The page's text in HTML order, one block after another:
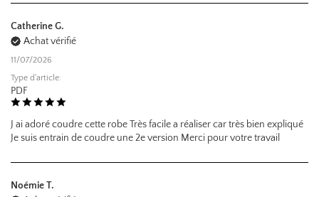
Catherine G.
Achat vérifié
11/07/2026
Type d'article:
PDF
J ai adoré coudre cette robe Très facile a réaliser car très bien expliqué
Je suis entrain de coudre une 2e version Merci pour votre travail
Noémie T.